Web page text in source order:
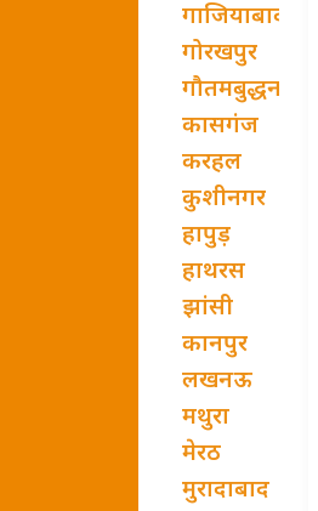
गाजियाबाद
गोरखपुर
गौतमबुद्धनगर
कासगंज
करहल
कुशीनगर
हापुड़
हाथरस
झांसी
कानपुर
लखनऊ
मथुरा
मेरठ
मुरादाबाद